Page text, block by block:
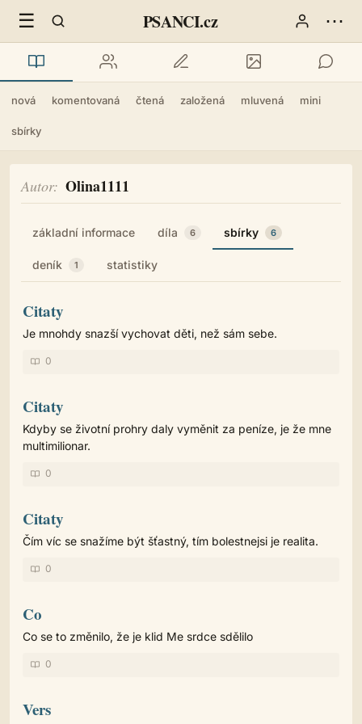
☰ PSANCI.cz ⋯
nová komentovaná čtená založená mluvená mini
sbírky
Autor Olina1111
základní informace díla 6 sbírky 6
deník 1 statistiky
Citaty
Je mnohdy snazší vychovat děti, než sám sebe.
0
Citaty
Kdyby se životní prohry daly vyměnit za peníze, je že mne
multimilionar.
0
Citaty
Čím víc se snažíme být šťastný, tím bolestnejsi je realita.
0
Co
Co se to změnilo, že je klid Me srdce sdělilo
0
Vers